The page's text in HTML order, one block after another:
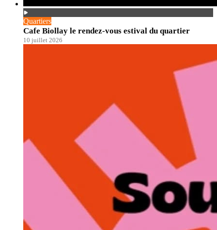
Quartiers
Cafe Biollay le rendez-vous estival du quartier
10 juillet 2026